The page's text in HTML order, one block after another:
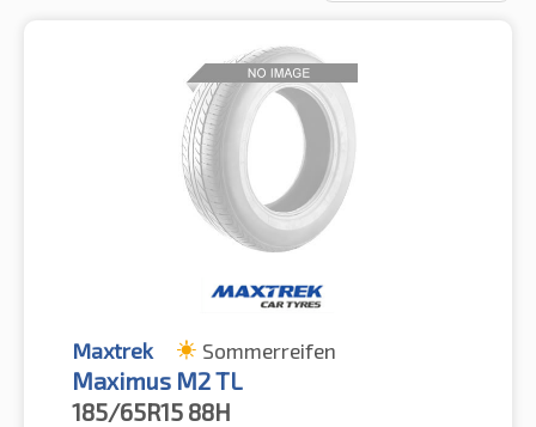
Maxtrek Sommerreifen
Maximus M2 TL
185/65R15 88H